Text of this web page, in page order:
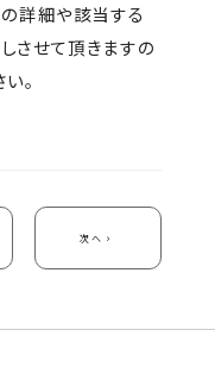
の詳細や該当する
させて頂きますの
。
次へ